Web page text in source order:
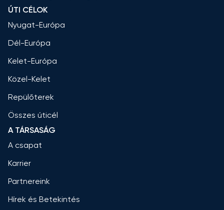
ÚTI CÉLOK
Nyugat-Európa
Dél-Európa
Kelet-Európa
Közel-Kelet
Repülőterek
Összes úticél
A TÁRSASÁG
A csapat
Karrier
Partnereink
Hírek és Betekintés